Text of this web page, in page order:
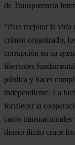
de Transparencia
“Para mejorar la vida
crimen organizado,
corrupción en su
libertades
pública y hacer
independiente. La
fortalecer la
casos
dinero ilícito cruce